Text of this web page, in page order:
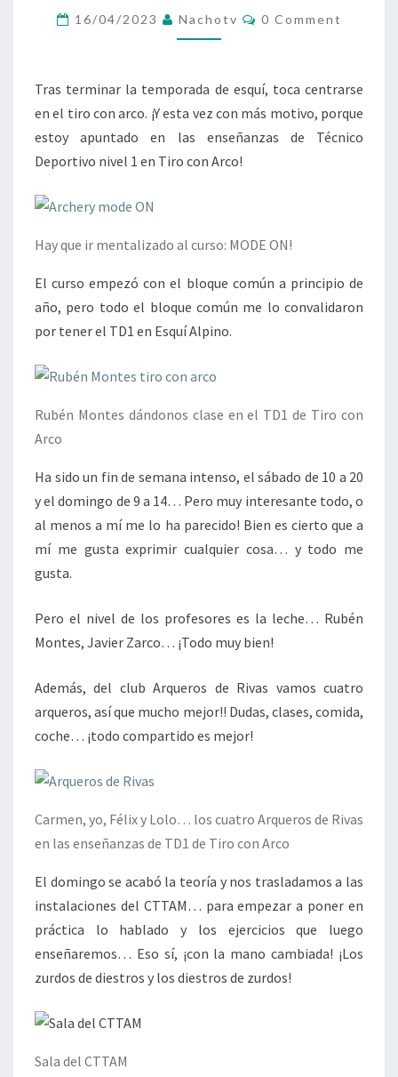
DE
TD-
DE
TIRO
CON
ARCO
16/04/2023 Nachotv Comments
0 Comment
Tras terminar la temporada de esquí, toca centrarse
en el tiro con arco. ¡Y esta vez con más motivo, porque
estoy apuntado en las enseñanzas de Técnico
Deportivo nivel 1 en Tiro con Arco!
Hay que ir mentalizado al curso: MODE ON!
El curso empezó con el bloque común a principio de
año, pero todo el bloque común me lo convalidaron
por tener el TD1 en Esquí Alpino.
Rubén Montes dándonos clase en el TD1 de Tiro con
Arco
Ha sido un fin de semana intenso, el sábado de 10 a 20
y el domingo de 9 a 14… Pero muy interesante todo, o
al menos a mí me lo ha parecido! Bien es cierto que a
mí me gusta exprimir cualquier cosa… y todo me
gusta.
Pero el nivel de los profesores es la leche… Rubén
Montes, Javier Zarco… ¡Todo muy bien!
Además, del club Arqueros de Rivas vamos cuatro
arqueros, así que mucho mejor!! Dudas, clases, comida,
coche… ¡todo compartido es mejor!
Carmen, yo, Félix y Lolo… los cuatro Arqueros de Rivas
en las enseñanzas de TD1 de Tiro con Arco
El domingo se acabó la teoría y nos trasladamos a las
instalaciones del CTTAM… para empezar a poner en
práctica lo hablado y los ejercicios que luego
enseñaremos… Eso sí, ¡con la mano cambiada! ¡Los
zurdos de diestros y los diestros de zurdos!
Sala del CTTAM